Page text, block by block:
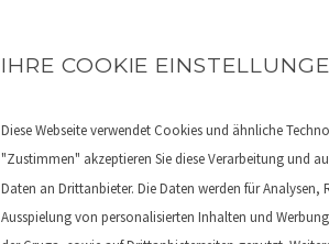
IHRE COOKIE
Diese Webseite verwendet Cookies und ähnliche
"Zustimmen" akzeptieren Sie diese Verarbeitung und
Daten an Drittanbieter. Die Daten werden für Analysen,
Ausspielung von personalisierten Inhalten und